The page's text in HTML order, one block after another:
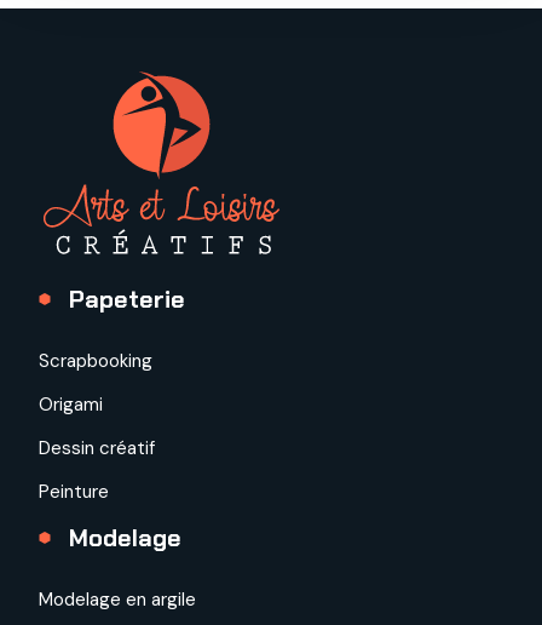
Papeterie
Scrapbooking
Origami
Dessin créatif
Peinture
Modelage
Modelage en argile